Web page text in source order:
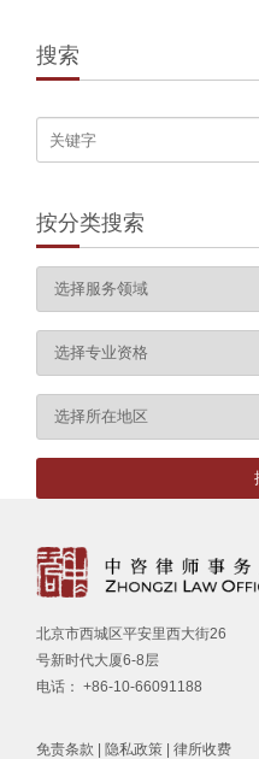
搜索
按分类搜索
北京市西城区平安里西大街26
号新时代大厦6-8层
电话： +86-10-66091188
免责条款 隐私政策 律所收费